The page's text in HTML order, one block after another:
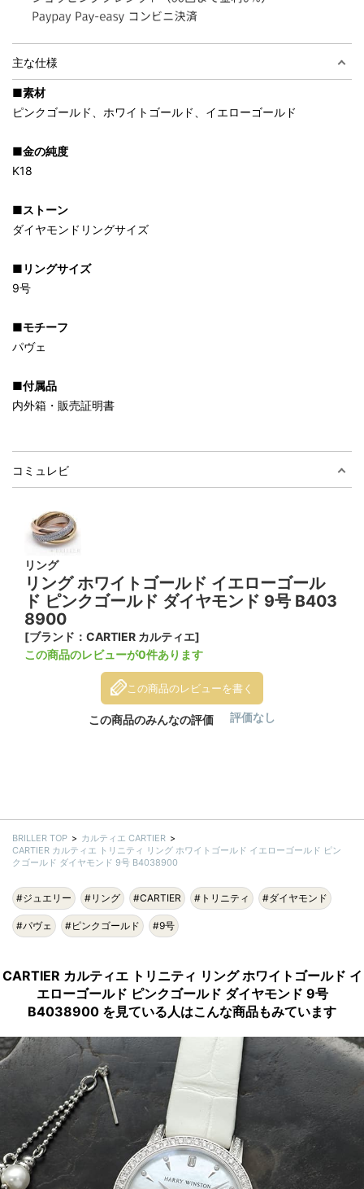
主な仕様
■素材
ピンクゴールド、ホワイトゴールド、イエローゴールド
■金の純度
K18
■ストーン
ダイヤモンドリングサイズ
■リングサイズ
9号
■モチーフ
パヴェ
■付属品
内外箱・販売証明書
コミュレビ
リング
リング ホワイトゴールド イエローゴール
ド ピンクゴールド ダイヤモンド 9号 B403
8900
[ブランド：CARTIER カルティエ]
この商品のレビューが0件あります
この商品のレビューを書く
この商品のみんなの評価 評価なし
BRILLER TOP
カルティエ CARTIER
CARTIER カルティエ トリニティ リング ホワイトゴールド イエローゴールド ピン
クゴールド ダイヤモンド 9号 B4038900
#ジュエリー #リング #CARTIER #トリニティ #ダイヤモンド
#パヴェ #ピンクゴールド #9号
CARTIER カルティエ トリニティ リング ホワイトゴールド イ
エローゴールド ピンクゴールド ダイヤモンド 9号
B4038900 を見ている人はこんな商品もみています